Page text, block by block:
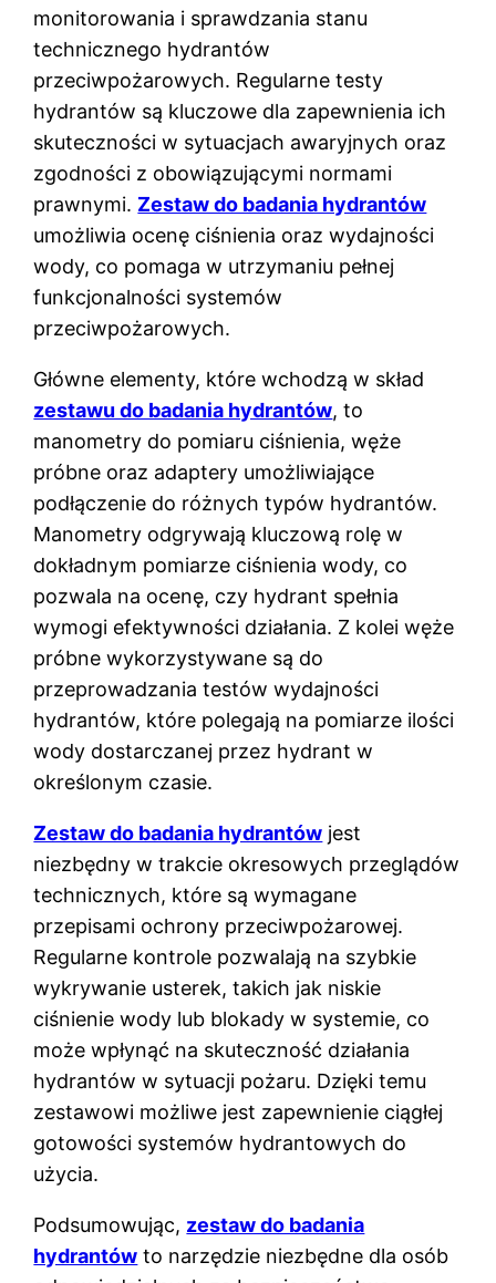
monitorowania i sprawdzania stanu
technicznego hydrantów
przeciwpożarowych. Regularne testy
hydrantów są kluczowe dla zapewnienia ich
skuteczności w sytuacjach awaryjnych oraz
zgodności z obowiązującymi normami
prawnymi. Zestaw do badania hydrantów
umożliwia ocenę ciśnienia oraz wydajności
wody, co pomaga w utrzymaniu pełnej
funkcjonalności systemów
przeciwpożarowych.
Główne elementy, które wchodzą w skład
zestawu do badania hydrantów, to
manometry do pomiaru ciśnienia, węże
próbne oraz adaptery umożliwiające
podłączenie do różnych typów hydrantów.
Manometry odgrywają kluczową rolę w
dokładnym pomiarze ciśnienia wody, co
pozwala na ocenę, czy hydrant spełnia
wymogi efektywności działania. Z kolei węże
próbne wykorzystywane są do
przeprowadzania testów wydajności
hydrantów, które polegają na pomiarze ilości
wody dostarczanej przez hydrant w
określonym czasie.
Zestaw do badania hydrantów jest
niezbędny w trakcie okresowych przeglądów
technicznych, które są wymagane
przepisami ochrony przeciwpożarowej.
Regularne kontrole pozwalają na szybkie
wykrywanie usterek, takich jak niskie
ciśnienie wody lub blokady w systemie, co
może wpłynąć na skuteczność działania
hydrantów w sytuacji pożaru. Dzięki temu
zestawowi możliwe jest zapewnienie ciągłej
gotowości systemów hydrantowych do
użycia.
Podsumowując, zestaw do badania
hydrantów to narzędzie niezbędne dla osób